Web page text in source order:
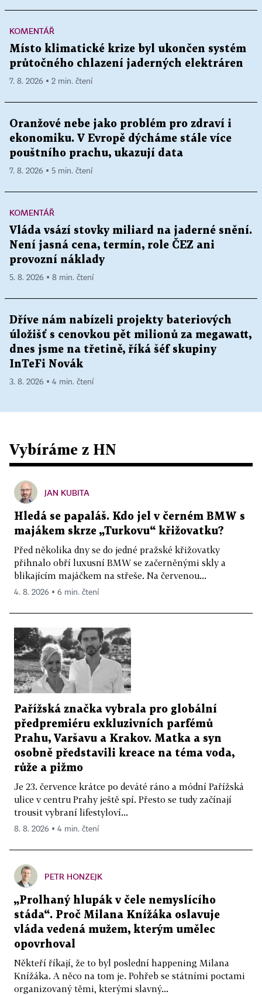
KOMENTÁŘ
Místo klimatické krize byl ukončen systém
průtočného chlazení jaderných elektráren
7. 8. 2026 ▪ 2 min. čtení
Oranžové nebe jako problém pro zdraví i
ekonomiku. V Evropě dýcháme stále více
pouštního prachu, ukazují data
7. 8. 2026 ▪ 5 min. čtení
KOMENTÁŘ
Vláda vsází stovky miliard na jaderné snění.
Není jasná cena, termín, role ČEZ ani
provozní náklady
5. 8. 2026 ▪ 8 min. čtení
Dříve nám nabízeli projekty bateriových
úložišť s cenovkou pět milionů za megawatt,
dnes jsme na třetině, říká šéf skupiny
InTeFi Novák
3. 8. 2026 ▪ 4 min. čtení
Vybíráme z HN
JAN KUBITA
Hledá se papaláš. Kdo jel v černém BMW s
majákem skrze „Turkovu“ křižovatku?
Před několika dny se do jedné pražské křižovatky
přihnalo obří luxusní BMW se začerněnými skly a
blikajícím majáčkem na střeše. Na červenou...
4. 8. 2026 ▪ 6 min. čtení
Pařížská značka vybrala pro globální
předpremiéru exkluzivních parfémů
Prahu, Varšavu a Krakov. Matka a syn
osobně představili kreace na téma voda,
růže a pižmo
Je 23. července krátce po deváté ráno a módní Pařížská
ulice v centru Prahy ještě spí. Přesto se tudy začínají
trousit vybraní lifestyloví...
8. 8. 2026 ▪ 4 min. čtení
PETR HONZEJK
„Prolhaný hlupák v čele nemyslícího
stáda“. Proč Milana Knížáka oslavuje
vláda vedená mužem, kterým umělec
opovrhoval
Někteří říkají, že to byl poslední happening Milana
Knížáka. A něco na tom je. Pohřeb se státními poctami
organizovaný těmi, kterými slavný...